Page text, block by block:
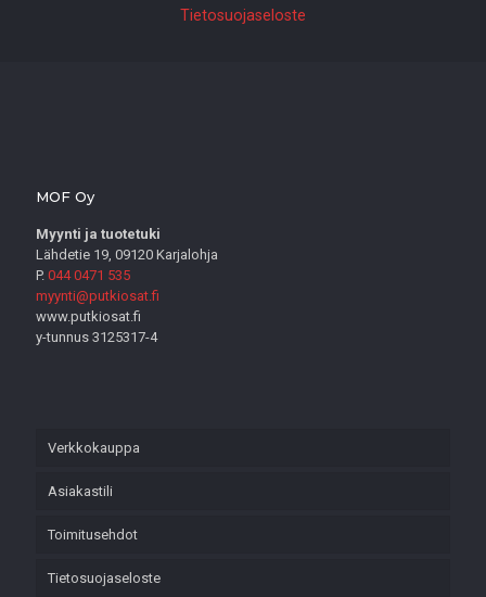
Tietosuojaseloste
MOF Oy
Myynti ja tuotetuki
Lähdetie 19, 09120 Karjalohja
P. 044 0471 535
myynti@putkiosat.fi
www.putkiosat.fi
y-tunnus 3125317-4
Verkkokauppa
Asiakastili
Toimitusehdot
Tietosuojaseloste